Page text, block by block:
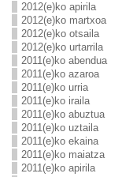
2012(e)ko apirila
2012(e)ko martxoa
2012(e)ko otsaila
2012(e)ko urtarrila
2011(e)ko abendua
2011(e)ko azaroa
2011(e)ko urria
2011(e)ko iraila
2011(e)ko abuztua
2011(e)ko uztaila
2011(e)ko ekaina
2011(e)ko maiatza
2011(e)ko apirila